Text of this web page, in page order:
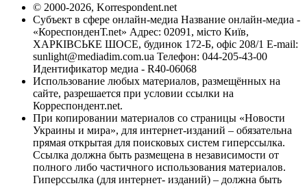
© 2000-2026, Korrespondent.net
Субъект в сфере онлайн-медиа Название онлайн-медиа -
«КореспонденТ.net» Адрес: 02091, місто Київ,
ХАРКІВСЬКЕ ШОСЕ, будинок 172-Б, офіс 208/1 E-mail:
sunlight@mediadim.com.ua Телефон: 044-205-43-00
Идентификатор медиа - R40-06068
Использование любых материалов, размещённых на
сайте, разрешается при условии ссылки на
Корреспондент.net.
При копировании материалов со страницы «Новости
Украины и мира», для интернет-изданий – обязательна
прямая открытая для поисковых систем гиперссылка.
Ссылка должна быть размещена в независимости от
полного либо частичного использования материалов.
Гиперссылка (для интернет- изданий) – должна быть